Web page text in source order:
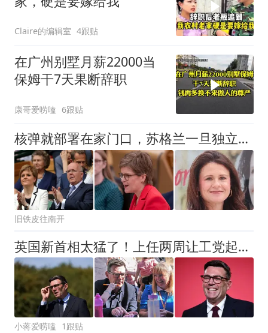
Claire的编辑室 4跟贴
在广州别墅月薪22000当
保姆干7天果断辞职
康哥爱唠嗑 6跟贴
核弹就部署在家门口，苏格兰一旦独立，会不会第一个挨炸
旧铁皮往南开
英国新首相太猛了！上任两周让工党起死回生，英国人被惊到了
小蒋爱唠嗑 1跟贴